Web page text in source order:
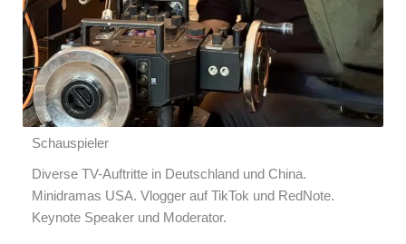
Schauspieler
Diverse TV-Auftritte in Deutschland und China.
Minidramas USA. Vlogger auf TikTok und RedNote.
Keynote Speaker und Moderator.